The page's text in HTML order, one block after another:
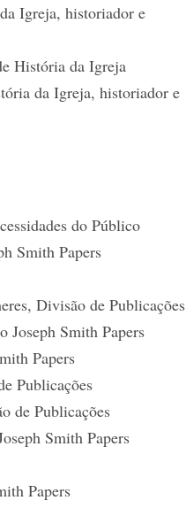
Igreja, historiador e
História da Igreja
da Igreja, historiador e
do Público
Smith Papers
Divisão de Publicações
Joseph Smith Papers
Papers
Publicações
de Publicações
Smith Papers
Papers